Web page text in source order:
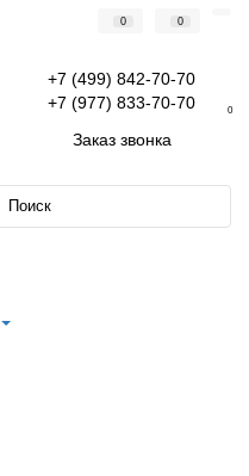
0 0
+7 (499) 842-70-70
+7 (977) 833-70-70
Заказ звонка
0